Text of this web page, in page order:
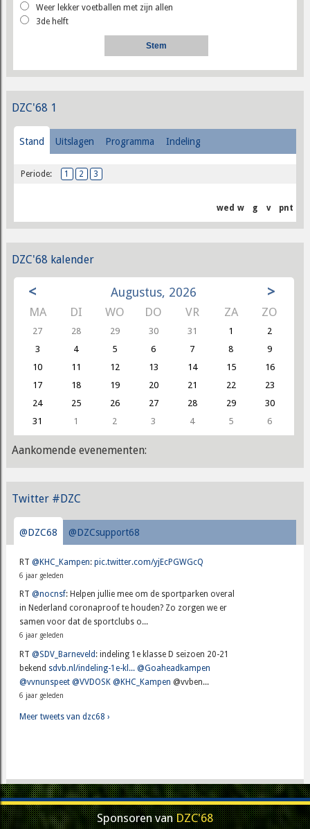
Weer lekker voetballen met zijn allen
3de helft
DZC'68 1
Stand Uitslagen Programma Indeling
Periode: 1 2 3
wed w g v pnt
DZC'68 kalender
< Augustus, 2026 >
MA DI WO DO VR ZA ZO
27 28 29 30 31 1
2
3
4 5 6 7 8
9
10
11 12 13 14 15
16
17
18 19 20 21 22
23
24
25 26 27 28 29
30
31
1 2 3 4 5 6
Aankomende evenementen:
Twitter #DZC
@DZC68 @DZCsupport68
RT@KHC_Kampen:pic.twitter.com/yjEcPGWGcQ
6 jaar geleden
RT@nocnsf: Helpen jullie mee om de sportparken overal
in Nederland coronaproof te houden? Zo zorgen we er
samen voor dat de sportclubs o...
6 jaar geleden
RT@SDV_Barneveld : indeling 1e klasse D seizoen 20-21
bekend sdvb.nl/indeling-1e-kl... @Goaheadkampen
@vvnunspeet @VVDOSK @KHC_Kampen @vvben...
6 jaar geleden
Meer tweets van dzc68 ›
Sponsoren vanDZC'68